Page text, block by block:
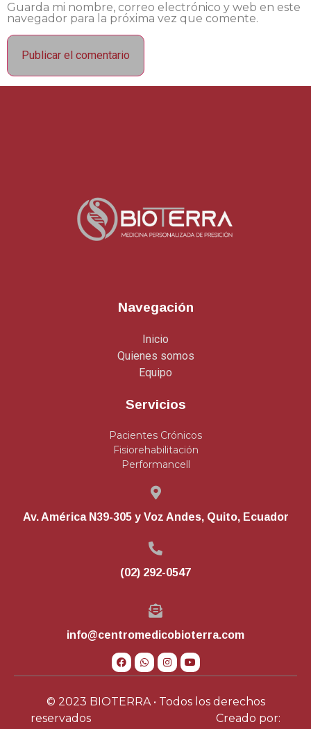
Guarda mi nombre, correo electrónico y web en este
navegador para la próxima vez que comente.
Navegación
Inicio
Quienes somos
Equipo
Servicios
Pacientes Crónicos
Fisiorehabilitación
Performancell
Av. América N39-305 y Voz Andes, Quito, Ecuador
(02) 292-0547
info@centromedicobioterra.com
© 2023 BIOTERRA • Todos los derechos
reservados Creado por: